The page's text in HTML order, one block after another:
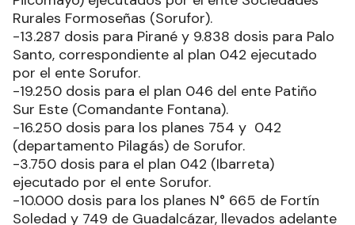
Rurales Formoseñas (Sorufor).
-13.287 dosis para Pirané y 9.838 dosis para Palo
Santo, correspondiente al plan 042 ejecutado
por el ente Sorufor.
-19.250 dosis para el plan 046 del ente Patiño
Sur Este (Comandante Fontana).
-16.250 dosis para los planes 754 y 042
(departamento Pilagás) de Sorufor.
-3.750 dosis para el plan 042 (Ibarreta)
ejecutado por el ente Sorufor.
-10.000 dosis para los planes N° 665 de Fortín
Soledad y 749 de Guadalcázar, llevados adelante